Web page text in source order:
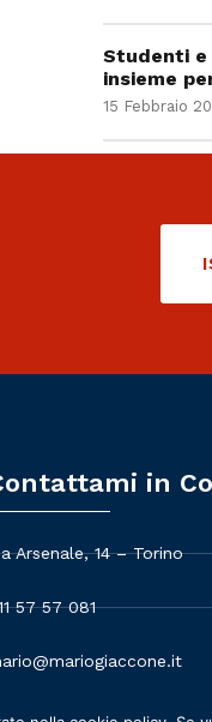
Studenti e
insieme
15 Febbraio
in
Arsenale, 14 – Torino
57 57 081